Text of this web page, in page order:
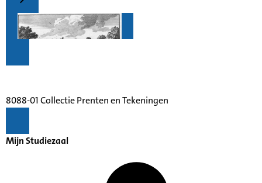
8088-01 Collectie Prenten en Tekeningen
Mijn Studiezaal